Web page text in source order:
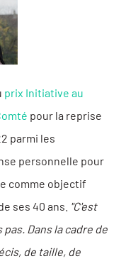
prix Initiative au
pour la reprise
parmi les
personnelle pour
comme objectif
ses 40 ans. "C'est
Dans la cadre de
de taille, de